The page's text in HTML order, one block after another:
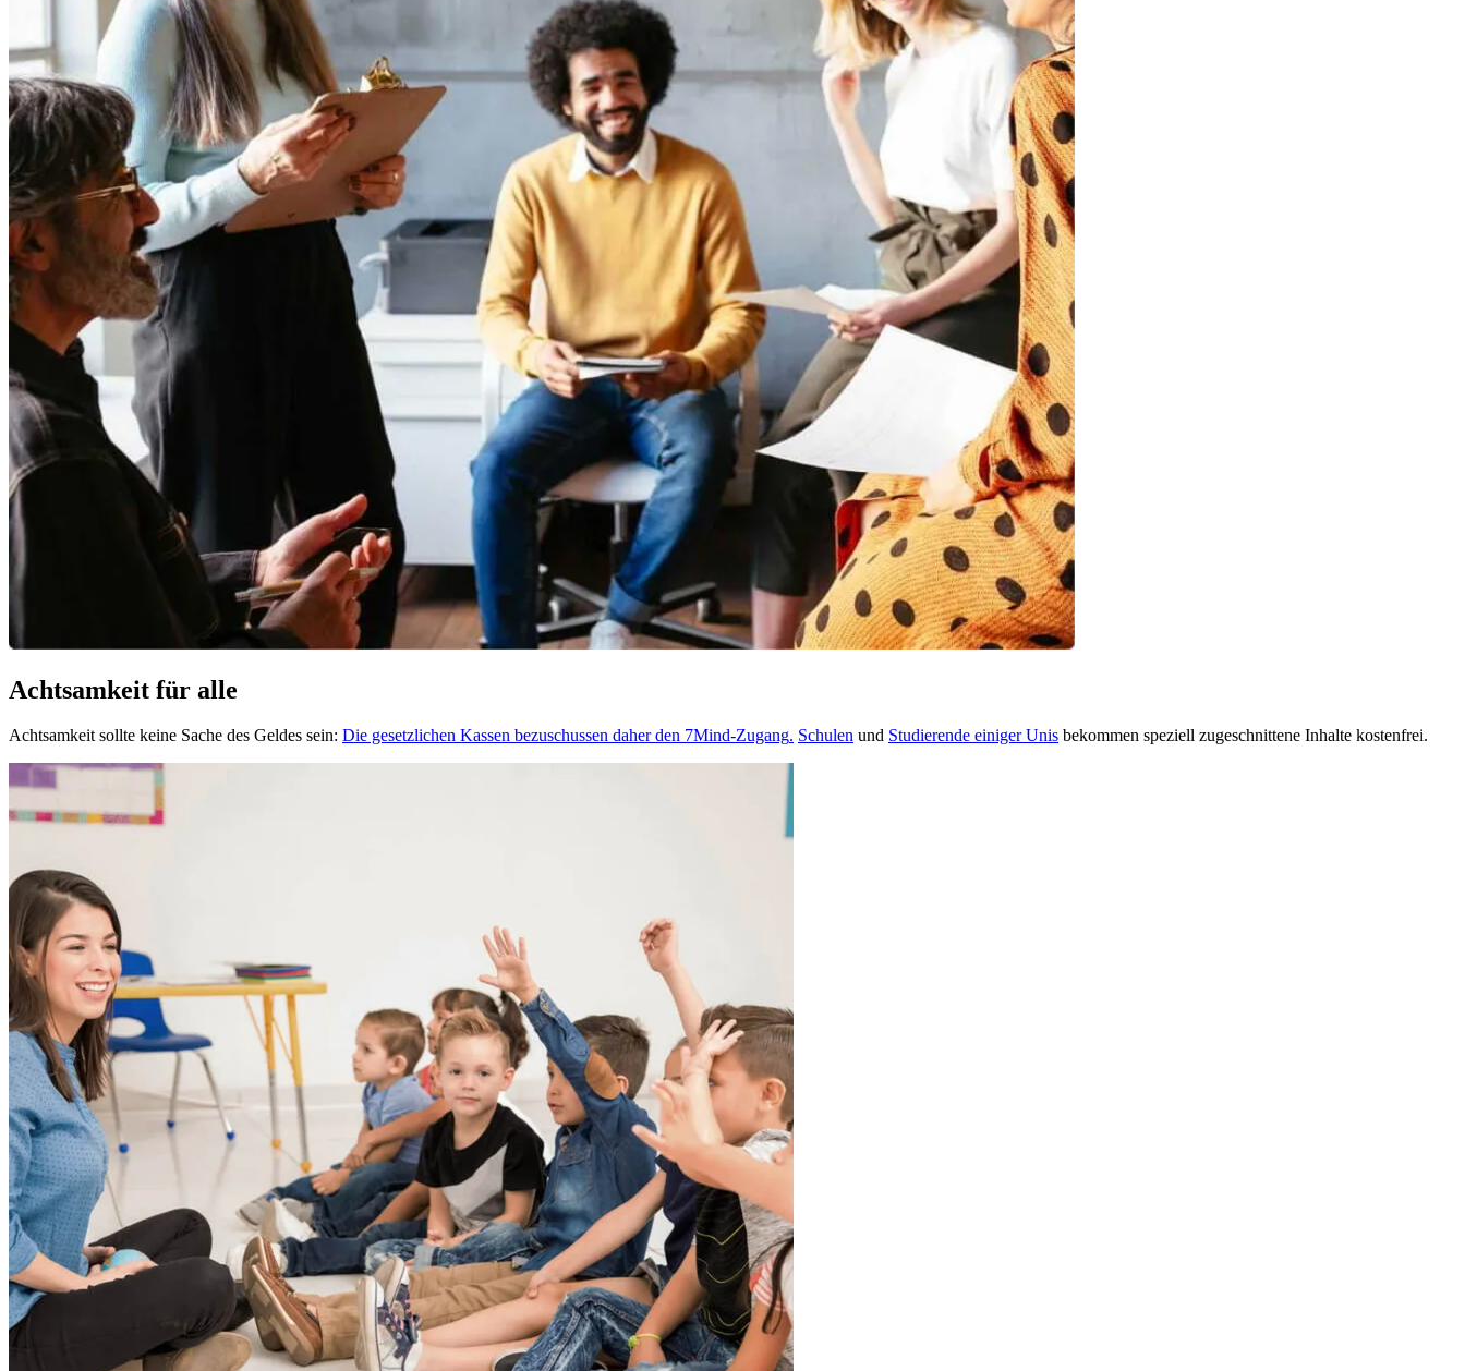
Achtsamkeit für alle
Achtsamkeit sollte keine Sache des Geldes sein: Die gesetzlichen Kassen bezuschussen daher den 7Mind-Zugang. Schulen und Studierende einiger Unis bekommen speziell zugeschnittene Inhalte kostenfrei.